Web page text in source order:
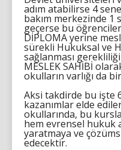
adım atabilirse 4
bakım merkezinde 1
geçerse bu
DİPLOMA yerine
sürekli Hukuksal ve
sağlanması
MESLEK SAHİBİ
okulların varlığı da
Aksi takdirde bu işte
kazanımlar elde
okullarında, bu
hem evrensel hukuk
yaratmaya ve
edecektir.